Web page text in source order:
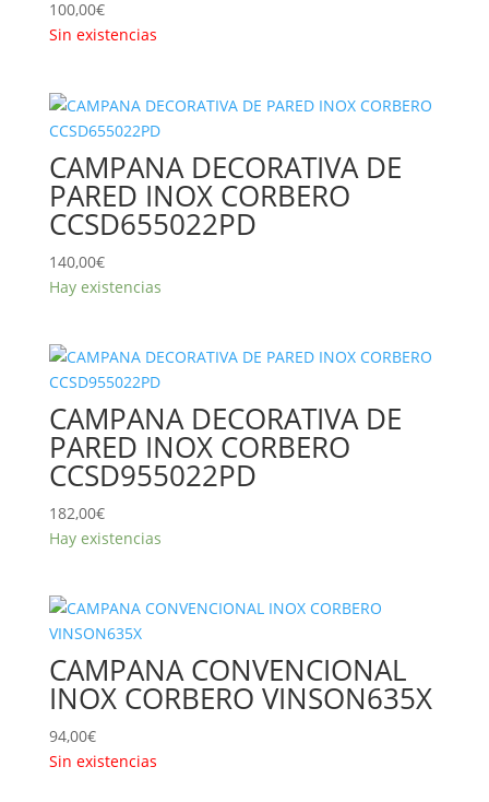
100,00€
Sin existencias
CAMPANA DECORATIVA DE
PARED INOX CORBERO
CCSD655022PD
140,00€
Hay existencias
CAMPANA DECORATIVA DE
PARED INOX CORBERO
CCSD955022PD
182,00€
Hay existencias
CAMPANA CONVENCIONAL
INOX CORBERO VINSON635X
94,00€
Sin existencias